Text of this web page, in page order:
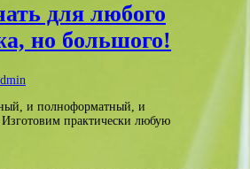
для любого
но большого!
и полноформатный, и
практически любую